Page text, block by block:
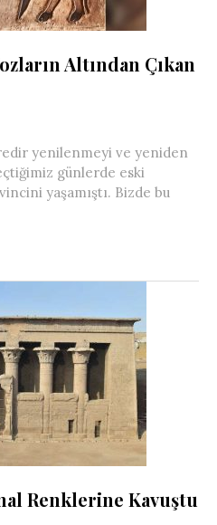
Altından Çıkan
yenilenmeyi ve yeniden
günlerde eski
yaşamıştı. Bizde bu
Renklerine Kavuştu